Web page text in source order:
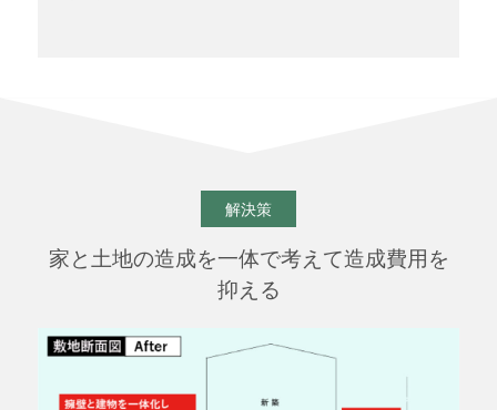
解決策
家と土地の造成を一体で考えて造成費用を
抑える